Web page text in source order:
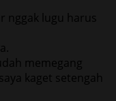
nggak lugu harus
memegang
kaget setengah